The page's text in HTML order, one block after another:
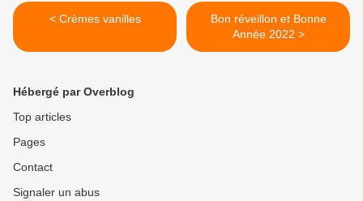
< Crèmes vanilles
Bon réveillon et Bonne
Année 2022 >
Hébergé par Overblog
Top articles
Pages
Contact
Signaler un abus